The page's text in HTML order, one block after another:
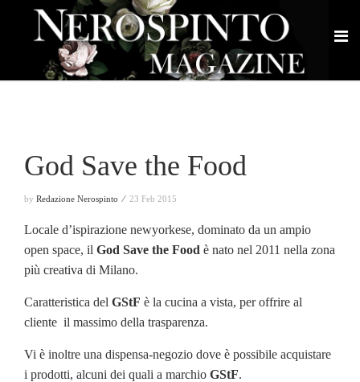
God Save the Food
by Redazione Nerospinto ⁄ 23 Feb 2015
Locale d’ispirazione newyorkese, dominato da un ampio
open space, il God Save the Food è nato nel 2011 nella zona
più creativa di Milano.
Caratteristica del GStF è la cucina a vista, per offrire al
cliente il massimo della trasparenza.
Vi è inoltre una dispensa-negozio dove è possibile acquistare
i prodotti, alcuni dei quali a marchio GStF.